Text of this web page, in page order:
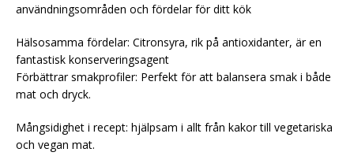
användningsområden och fördelar för ditt kök
Hälsosamma fördelar: Citronsyra, rik på antioxidanter, är en
fantastisk konserveringsagent
Förbättrar smakprofiler: Perfekt för att balansera smak i både
mat och dryck.
Mångsidighet i recept: hjälpsam i allt från kakor till vegetariska
och vegan mat.